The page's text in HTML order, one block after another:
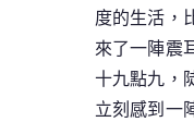
度的生活，
來了一陣震
十九點九，
立刻感到一